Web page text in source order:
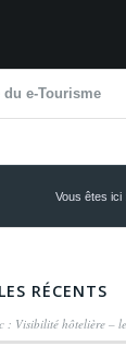
e-Tourisme
Vous êtes ici :
RÉCENTS
: Visibilité hôtelière –